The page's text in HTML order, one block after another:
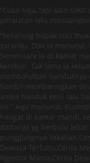
“Coba saja, tapi kalo
peralatan lalu
“Sekarang bapak cuci
saranku. Dan ia menurut.
Sementara ia di kamar
kerokan. Tak lama ia
membalutkan
Sambil membaringkan
ambil handuk kecil lalu
ini.” Aqu menurut.
hangat di kamar mandi,
dadanya yg berbulu lebat
punggungnya
Dewasa Terbaru,Cerita
Ngentot Mama,Cerita